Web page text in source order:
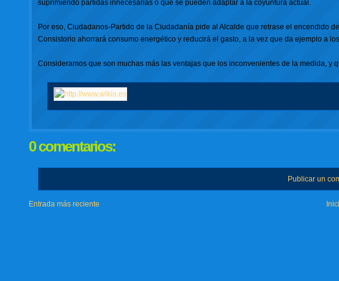
suprimiendo partidas innecesarias o que se pueden adaptar a la coyuntura actual.
Por eso, Ciudadanos-Partido de la Ciudadanía pide al Alcalde que retrase el encendido
Consistorio ahorrará consumo energético y reducirá el gasto, a la vez que da ejemplo a
Consideramos que son muchas más las ventajas que los inconvenientes de la medida, y
0 comentarios:
Publicar un
Entrada más reciente